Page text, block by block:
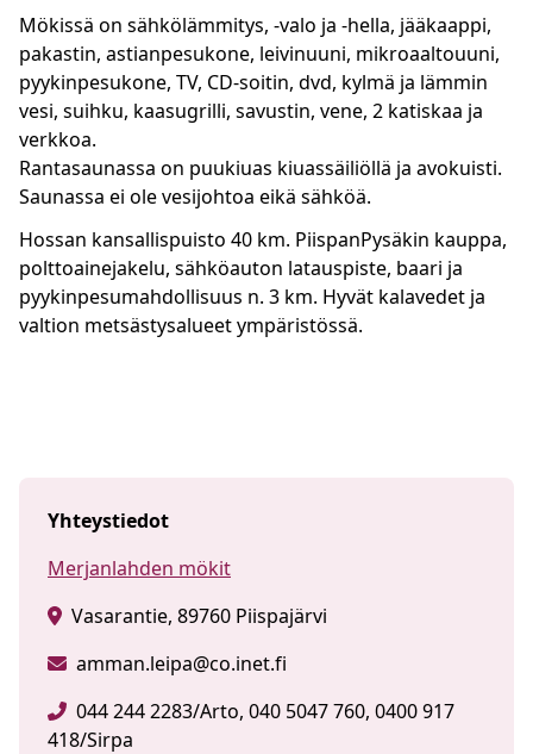
Mökissä on sähkölämmitys, -valo ja -hella, jääkaappi,
pakastin, astianpesukone, leivinuuni, mikroaaltouuni,
pyykinpesukone, TV, CD-soitin, dvd, kylmä ja lämmin
vesi, suihku, kaasugrilli, savustin, vene, 2 katiskaa ja
verkkoa.
Rantasaunassa on puukiuas kiuassäiliöllä ja avokuisti.
Saunassa ei ole vesijohtoa eikä sähköä.
Hossan kansallispuisto 40 km. PiispanPysäkin kauppa,
polttoainejakelu, sähköauton latauspiste, baari ja
pyykinpesumahdollisuus n. 3 km. Hyvät kalavedet ja
valtion metsästysalueet ympäristössä.
Yhteystiedot
Merjanlahden mökit
Vasarantie, 89760 Piispajärvi
amman.leipa@co.inet.fi
044 244 2283/Arto, 040 5047 760, 0400 917
418/Sirpa